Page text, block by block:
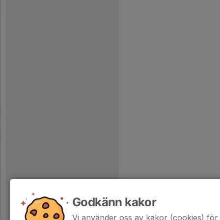
Godkänn kakor
Vi använder oss av kakor (cookies)